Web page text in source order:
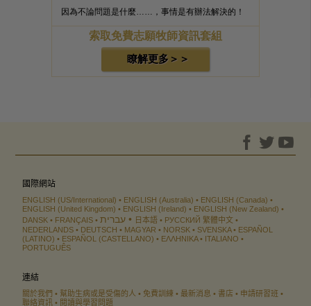
因為不論問題是什麼……，事情是有辦法解決的！
索取免費志願牧師資訊套組
瞭解更多＞＞
國際網站
ENGLISH (US/International) ENGLISH (Australia)
ENGLISH (Canada)
ENGLISH (United Kingdom)
ENGLISH (Ireland)
ENGLISH (New Zealand)
DANSK
FRANÇAIS עברית 日本語 РУССКИЙ 繁體中文
NEDERLANDS
DEUTSCH MAGYAR NORSK SVENSKA
ESPAÑOL
(LATINO)
ESPAÑOL (CASTELLANO) ΕΛΛΗΝΙΚA
ITALIANO
PORTUGUÊS
連結
關於我們 幫助生病或是受傷的人 免費訓練 最新消息 書店
申請研習班
聯絡資訊
閱讀與學習問題